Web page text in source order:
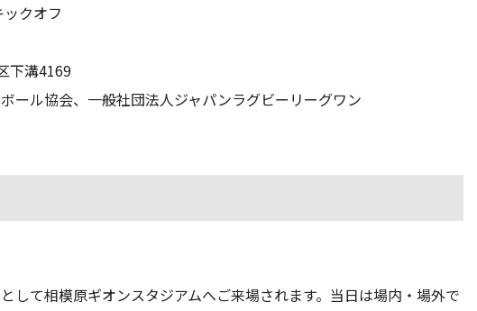
クオフ
下溝4169
ール協会、一般社団法人ジャパンラグビーリーグワン
して相模原ギオンスタジアムへご来場されます。当日は場内・場外で